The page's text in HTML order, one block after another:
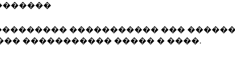
����������� ���
����������� ����� � ����.